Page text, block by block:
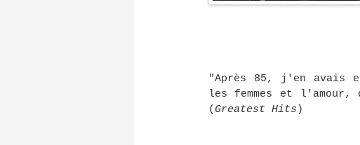
"Après 85, j'en avais
les femmes et
(Greatest Hits )